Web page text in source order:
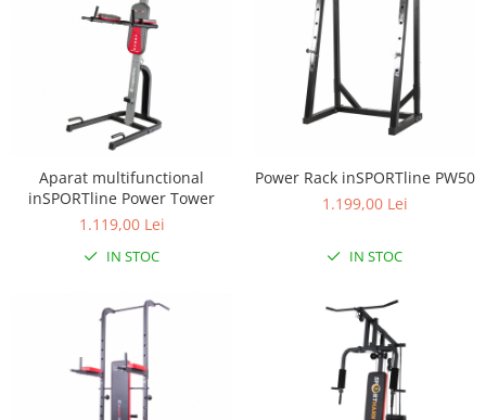
Aparat multifunctional
inSPORTline Power Tower
1.119,00 Lei
IN STOC
Power Rack inSPORTline PW50
1.199,00 Lei
IN STOC